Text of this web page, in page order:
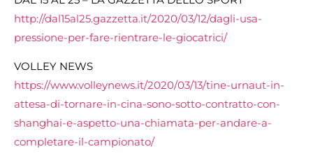
http://dal15al25.gazzetta.it/2020/03/12/dagli-usa-
pressione-per-fare-rientrare-le-giocatrici/
VOLLEY NEWS
https://www.volleynews.it/2020/03/13/tine-urnaut-in-
attesa-di-tornare-in-cina-sono-sotto-contratto-con-
shanghai-e-aspetto-una-chiamata-per-andare-a-
completare-il-campionato/